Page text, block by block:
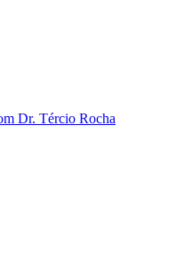
Dr. Tércio Rocha